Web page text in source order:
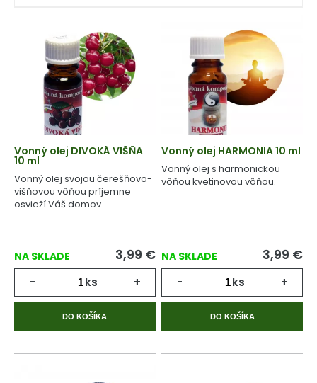
Vonný olej DIVOKÁ VIŠŇA
10 ml
Vonný olej svojou čerešňovo-
višňovou vôňou príjemne
osvieží Váš domov.
NA SKLADE 3,99 €
- ks +
DO KOŠÍKA
Vonný olej HARMONIA 10 ml
Vonný olej s harmonickou
vôňou kvetinovou vôňou.
NA SKLADE 3,99 €
- ks +
DO KOŠÍKA